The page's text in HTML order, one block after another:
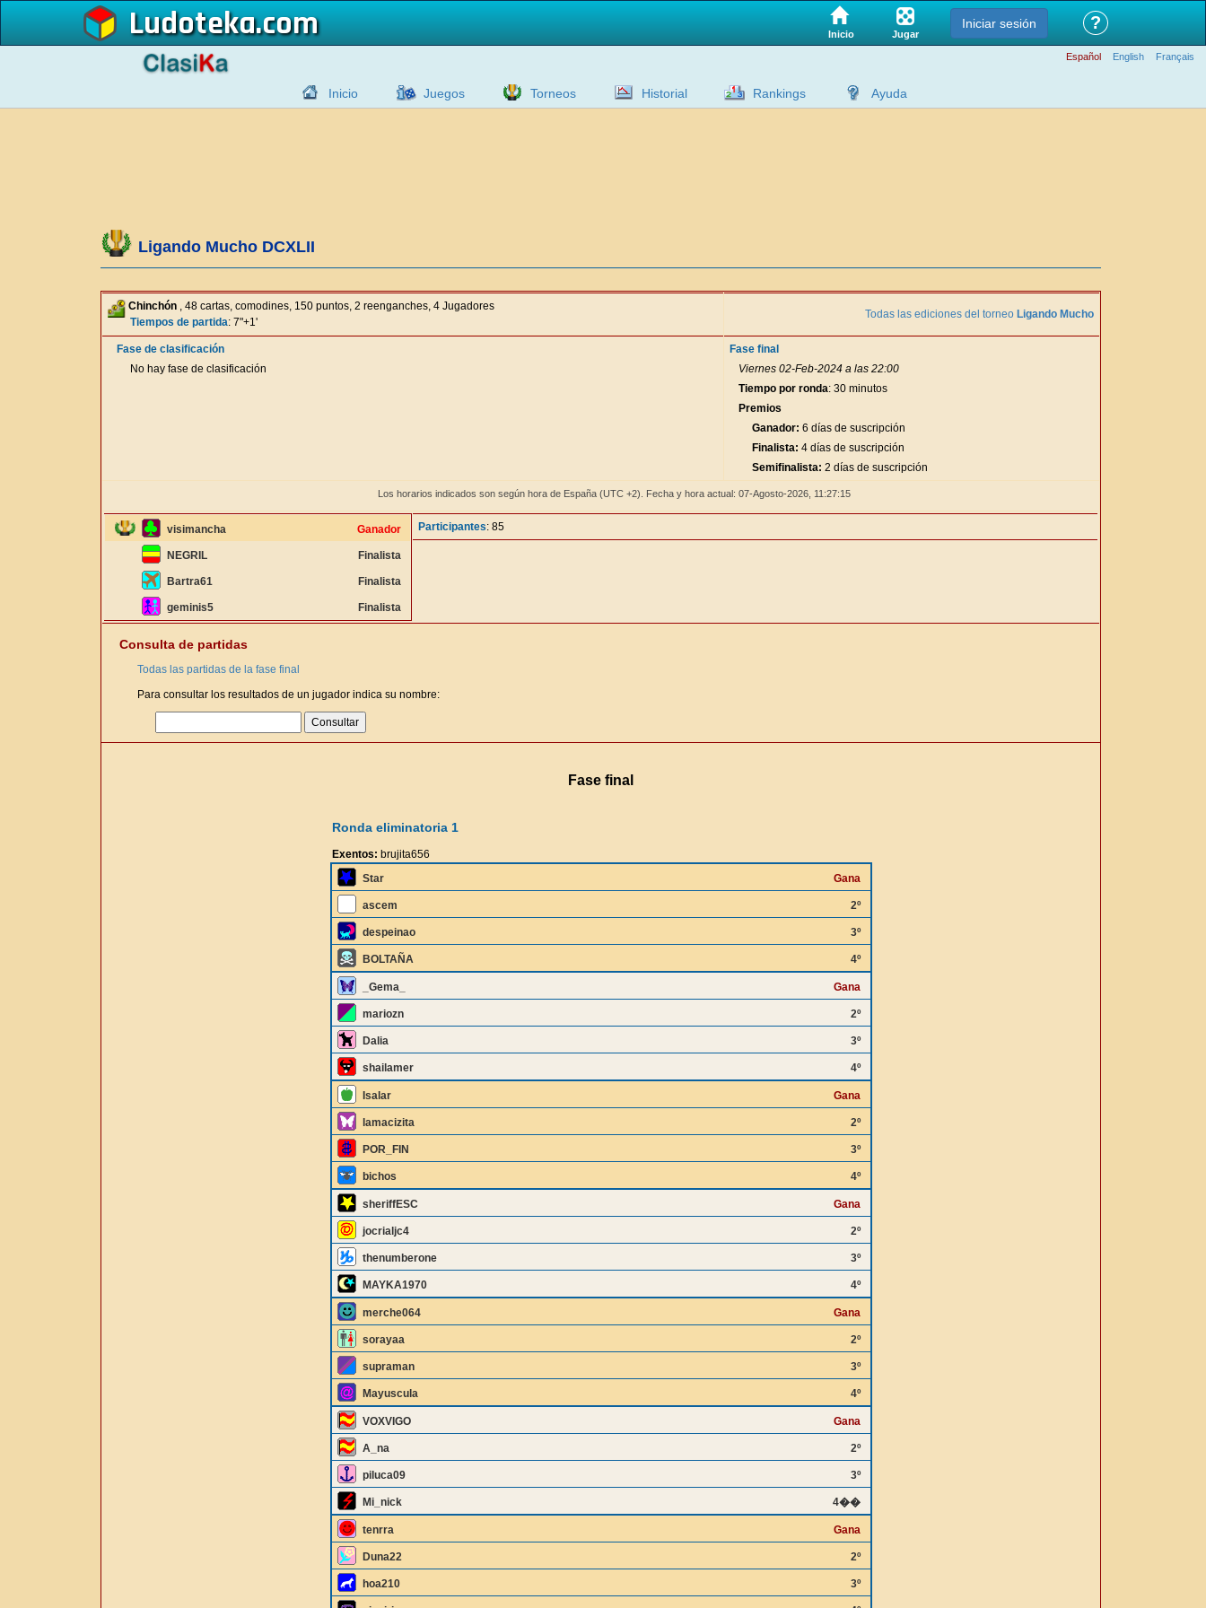
Ludoteka Inicio Jugar
Iniciar sesión ?
Español English Français
Inicio Juegos Torneos Historial Rankings Ayuda
Ligando Mucho DCXLII
Chinchón , 48 cartas, comodines, 150 puntos, 2 reenganches, 4 Jugadores
Tiempos de partida: 7"+1'
Todas las ediciones del torneo Ligando Mucho
Fase de clasificación
No hay fase de clasificación
Fase final
Viernes 02-Feb-2024 a las 22:00
Tiempo por ronda: 30 minutos
Premios
Ganador: 6 días de suscripción
Finalista: 4 días de suscripción
Semifinalista: 2 días de suscripción
Los horarios indicados son según hora de España (UTC +2). Fecha y hora actual: 07-Agosto-2026, 11:27:15
visimancha Ganador
NEGRIL Finalista
Bartra61 Finalista
geminis5 Finalista
Participantes: 85
Consulta de partidas
Todas las partidas de la fase final
Para consultar los resultados de un jugador indica su nombre:
Fase final
Ronda eliminatoria 1
Exentos: brujita656
Star
Gana
ascem 2º
despeinao 3º
BOLTAÑA 4º
_Gema_ Gana
mariozn 2º
Dalia 3º
shailamer 4º
Isalar Gana
lamacizita 2º
POR_FIN 3º
bichos 4º
sheriffESC Gana
jocrialjc4 2º
thenumberone 3º
MAYKA1970 4º
merche064 Gana
sorayaa 2º
supraman 3º
Mayuscula 4º
VOXVIGO Gana
A_na 2º
piluca09 3º
Mi_nick 4��
tenrra Gana
Duna22 2º
hoa210 3º